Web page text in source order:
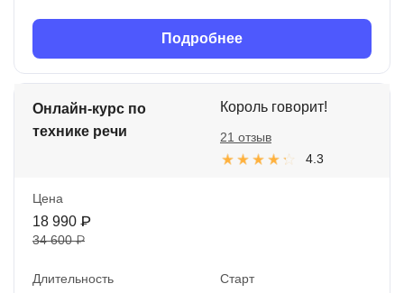
Подробнее
Онлайн-курс по
технике речи
Король говорит!
4.3
21 отзыв
Цена
18 990 ₽
34 600 ₽
Длительность Старт